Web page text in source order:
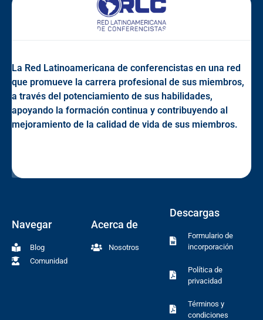
La Red Latinoamericana de conferencistas en una red
que promueve la carrera profesional de sus miembros,
a través del potenciamiento de sus habilidades,
apoyando la formación continua y contribuyendo al
mejoramiento de la calidad de vida de sus miembros.
Navegar
Blog
Comunidad
Acerca de
Nosotros
Descargas
Formulario de
incorporación
Política de
privacidad
Términos y
condiciones